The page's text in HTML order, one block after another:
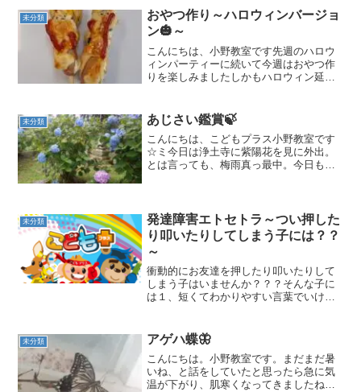
未分類
おやつ作り～ハロウィンバージョ
ン🎃～
こんにちは、小野教室です先週のハロウ
ィンパーティーに続いて今週はおやつ作
りを楽しみましたしかもハロウィン延長
すまずパイシートを用意して麺棒で伸ば
し、それを細長く切ってお...
未分類 あじさい鑑賞🍃
こんにちは、こどもプラス小野教室です
☆ミ今日は浄土寺に紫陽花を見に外出。
とは言っても、梅雨真っ最中。今日も雨
近くで見てもめっちゃ...
未分類
発達障害エトセトラ～つい押した
り叩いたりしてしまう子には？？
～
衝動的にお友達を押したり叩いたりして
しまう子はいませんか？？？そんな子に
は１、短くてわかりやすい言葉でいけな
てからどうすればよかったかを一緒に考
えてあげるその行動には必...
未分類 アゲハ蝶🦋
こんにちは。小野教室です。まだまだ暑
いね、と話をしていたと思ったら急に気
温が下がり、肌寒くなってきましたね皆